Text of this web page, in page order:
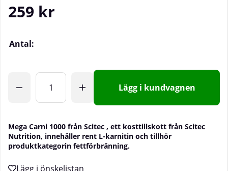
259 kr
Antal:
Lägg i kundvagnen
Mega Carni 1000 från Scitec , ett kosttillskott från Scitec
Nutrition, innehåller rent L-karnitin och tillhör
produktkategorin fettförbränning.